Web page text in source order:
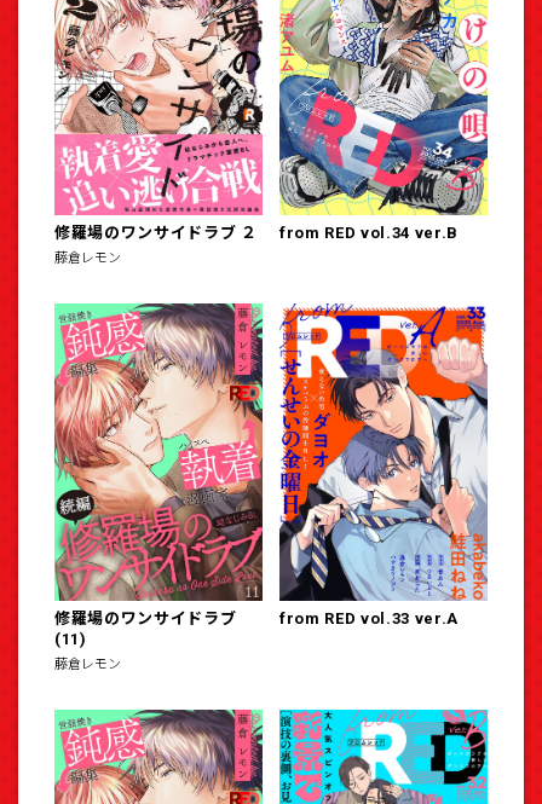
修羅場のワンサイドラブ ２
藤倉レモン
from RED vol.34 ver.B
修羅場のワンサイドラブ
(11)
藤倉レモン
from RED vol.33 ver.A